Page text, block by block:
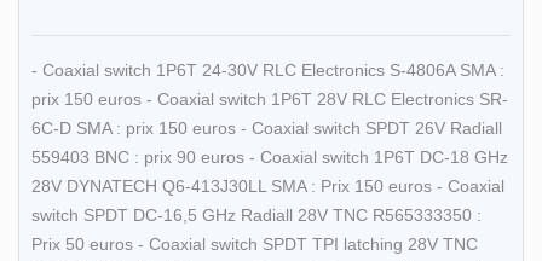
- Coaxial switch 1P6T 24-30V RLC Electronics S-4806A SMA :
prix 150 euros - Coaxial switch 1P6T 28V RLC Electronics SR-
6C-D SMA : prix 150 euros - Coaxial switch SPDT 26V Radiall
559403 BNC : prix 90 euros - Coaxial switch 1P6T DC-18 GHz
28V DYNATECH Q6-413J30LL SMA : Prix 150 euros - Coaxial
switch SPDT DC-16,5 GHz Radiall 28V TNC R565333350 :
Prix 50 euros - Coaxial switch SPDT TPI latching 28V TNC